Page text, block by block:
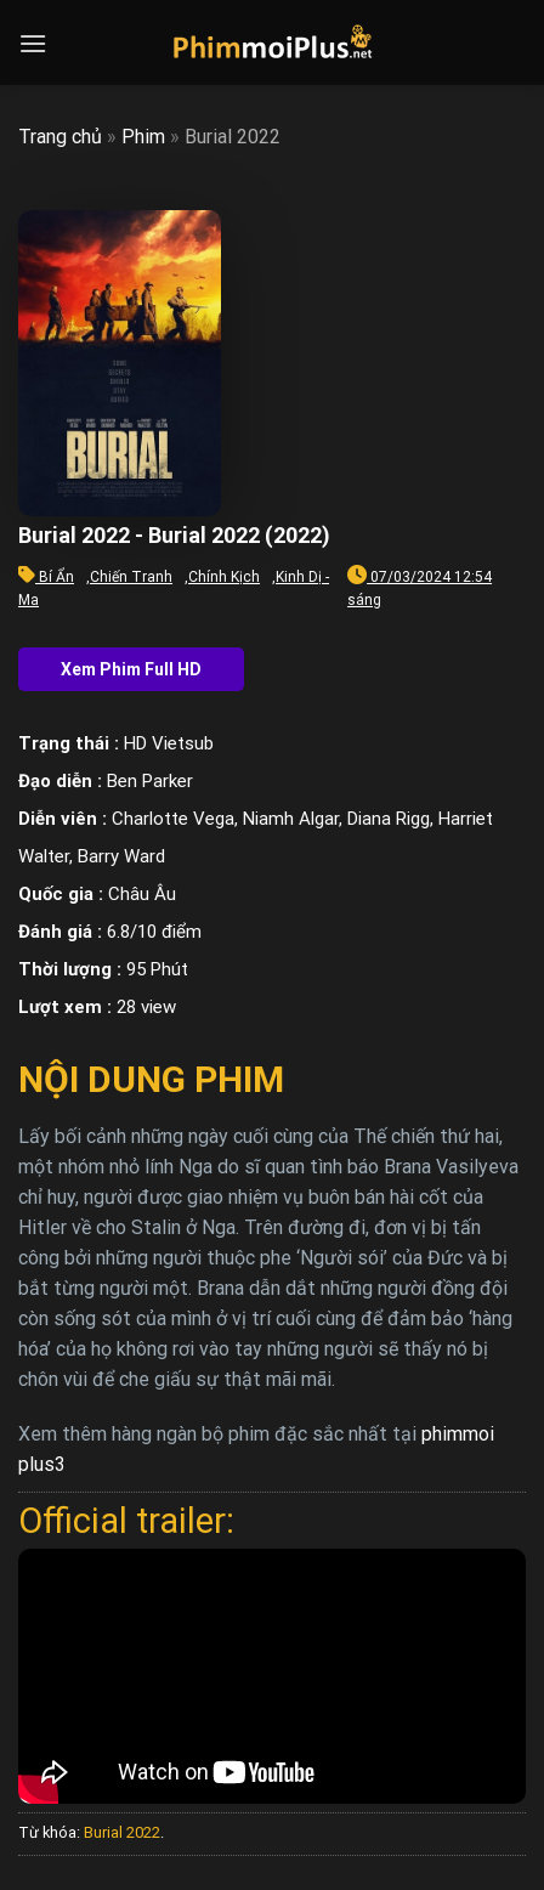
Trang chủ » Phim » Burial 2022
Burial 2022 - Burial 2022 (2022)
Bí Ẩn Chiến Tranh Chính Kịch
Kinh Dị -
Ma
07/03/2024 12:54
sáng
Trạng thái : HD Vietsub
Đạo diễn : Ben Parker
Diễn viên : Charlotte Vega, Niamh Algar, Diana Rigg, Harriet
Walter, Barry Ward
Quốc gia : Châu Âu
Đánh giá : 6.8/10 điểm
Thời lượng : 95 Phút
Lượt xem : 28 view
NỘI DUNG PHIM
Lấy bối cảnh những ngày cuối cùng của Thế chiến thứ hai,
một nhóm nhỏ lính Nga do sĩ quan tình báo Brana Vasilyeva
chỉ huy, người được giao nhiệm vụ buôn bán hài cốt của
Hitler về cho Stalin ở Nga. Trên đường đi, đơn vị bị tấn
công bởi những người thuộc phe ‘Người sói’ của Đức và bị
bắt từng người một. Brana dẫn dắt những người đồng đội
còn sống sót của mình ở vị trí cuối cùng để đảm bảo ‘hàng
hóa’ của họ không rơi vào tay những người sẽ thấy nó bị
chôn vùi để che giấu sự thật mãi mãi.
Xem thêm hàng ngàn bộ phim đặc sắc nhất tại phimmoi
plus3
Official trailer:
Từ khóa: Burial 2022.